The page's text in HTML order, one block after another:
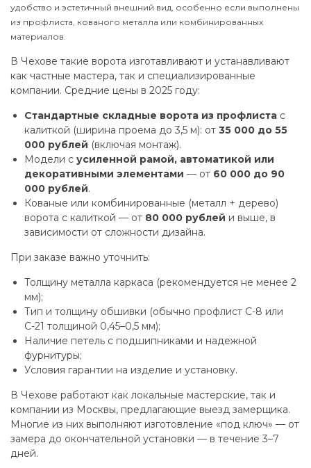
удобство и эстетичный внешний вид, особенно если выполнены
из профлиста, кованого металла или комбинированных
материалов.
В Чехове такие ворота изготавливают и устанавливают
как частные мастера, так и специализированные
компании. Средние цены в 2025 году:
Стандартные складные ворота из профлиста с
калиткой (ширина проема до 3,5 м): от 35 000 до 55
000 рублей (включая монтаж).
Модели с усиленной рамой, автоматикой или
декоративными элементами — от 60 000 до 90
000 рублей.
Кованые или комбинированные (металл + дерево)
ворота с калиткой — от 80 000 рублей и выше, в
зависимости от сложности дизайна.
При заказе важно уточнить:
Толщину металла каркаса (рекомендуется не менее 2
мм);
Тип и толщину обшивки (обычно профлист С-8 или
С-21 толщиной 0,45–0,5 мм);
Наличие петель с подшипниками и надежной
фурнитуры;
Условия гарантии на изделие и установку.
В Чехове работают как локальные мастерские, так и
компании из Москвы, предлагающие выезд замерщика.
Многие из них выполняют изготовление «под ключ» — от
замера до окончательной установки — в течение 3–7
дней.